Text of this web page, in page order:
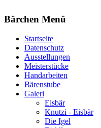
Bärchen Menü
Startseite
Datenschutz
Ausstellungen
Meisterstücke
Handarbeiten
Bärenstube
Galeri
Eisbär
Knutzi - Eisbär
Die Igel